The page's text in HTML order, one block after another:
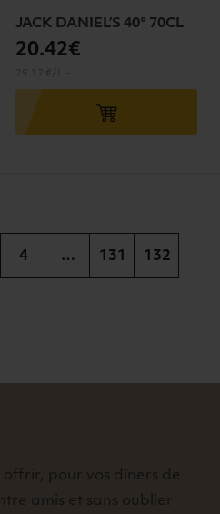
JACK DANIEL’S 40° 70CL
20.42€
4 … 131 132
pour vos dîners de
amis et sans oublier